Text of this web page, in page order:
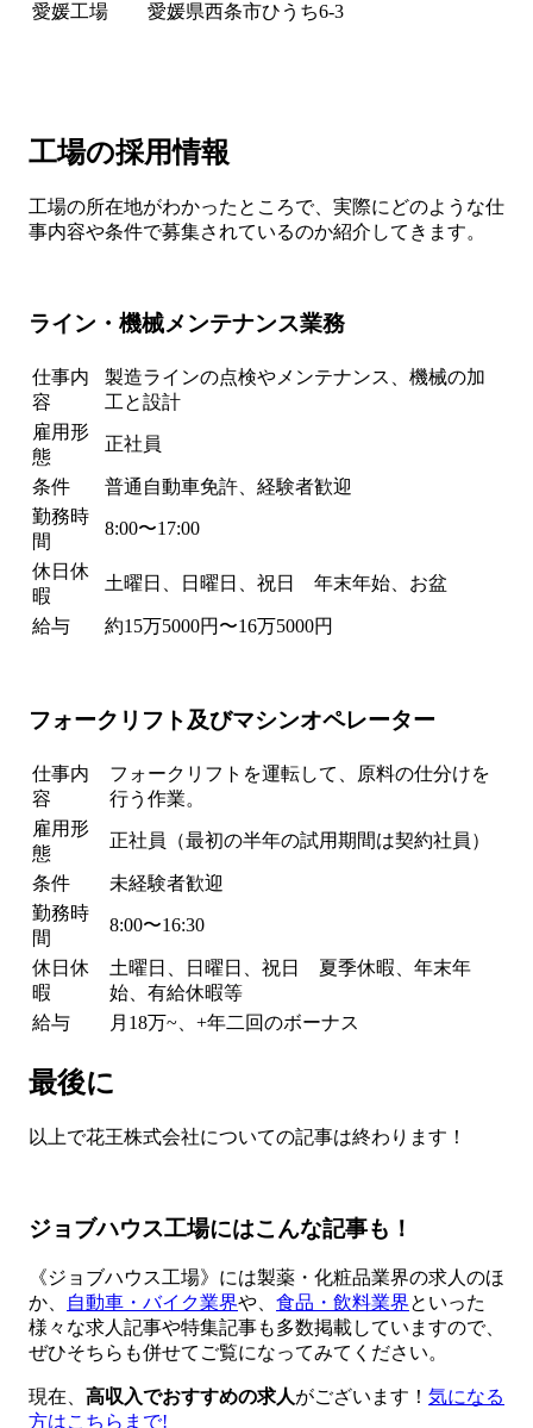
愛媛工場
愛媛県西条市ひうち6-3
工場の採用情報
工場の所在地がわかったところで、実際にどのような仕
事内容や条件で募集されているのか紹介してきます。
ライン・機械メンテナンス業務
仕事内
容
製造ラインの点検やメンテナンス、機械の加
工と設計
雇用形
態
正社員
条件
普通自動車免許、経験者歓迎
勤務時
間
8:00〜17:00
休日休
暇
土曜日、日曜日、祝日 年末年始、お盆
給与 約15万5000円〜16万5000円
フォークリフト及びマシンオペレーター
仕事内
容
フォークリフトを運転して、原料の仕分けを
行う作業。
雇用形
態
正社員（最初の半年の試用期間は契約社員）
条件
未経験者歓迎
勤務時
間
8:00〜16:30
休日休
暇
土曜日、日曜日、祝日 夏季休暇、年末年
始、有給休暇等
給与
月18万~、+年二回のボーナス
最後に
以上で花王株式会社についての記事は終わります！
ジョブハウス工場にはこんな記事も！
《ジョブハウス工場》には製薬・化粧品業界の求人のほ
か、
自動車・バイク業界や、 食品・飲料業界といった
様々な求人記事や特集記事も多数掲載していますので、
ぜひそちらも併せてご覧になってみてください。
現在、 高収入でおすすめの求人がございます！ 気になる
方はこちらまで!